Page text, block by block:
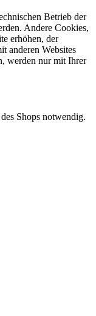
Betrieb der
Andere Cookies,
erhöhen, der
anderen Websites
werden nur mit Ihrer
Shops notwendig.